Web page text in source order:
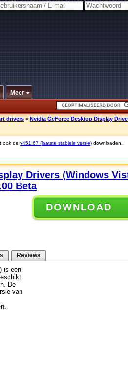
Meer
drivers > Nvidia GeForce Desktop Display
ook de v451.67 (laatste stabiele versie) downloaden.
Drivers (Windows
Beta
DOWNLOAD
Reviews
is een
De
van